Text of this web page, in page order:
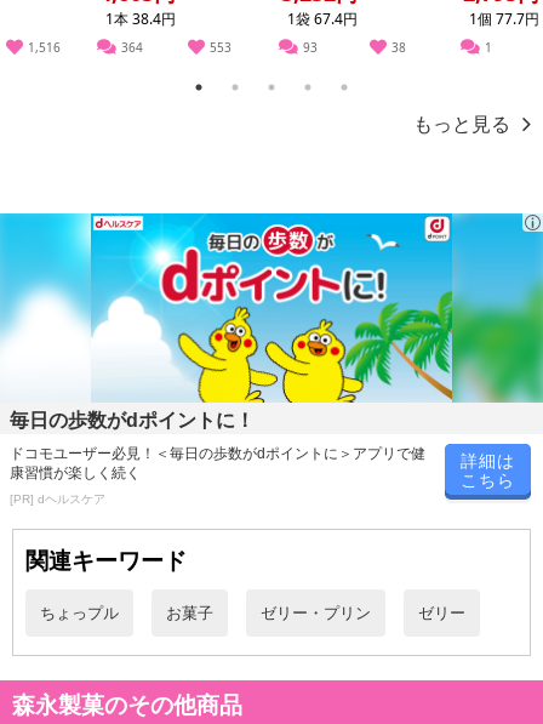
【発送・お届け・商品について】
※会員様のご都合でお受取りいただけない場合、商品の再発送や返
不在票にてご対応ください。
※発送予定日は前後する場合がございます。また商品によって発送
日が異なります。
※dショッピングサンプル百貨店よりお届けする商品は、ご利用いた
だいた後のご感想をいただくことを目的としており、転売等は固く
転売等、目的以外での利用が確認された場合は、サービス利用を停
止させていただきます。
発送日カレンダー
1本 38.4円
1,516 364
1袋 67.4円
553 93
1個 77.7円
38 1
1 2 3 4 5
もっと見る
毎日の歩数がdポイントに！
ドコモユーザー必見！＜毎日の歩数がdポイントに＞アプリで健
康習慣が楽しく続く
[PR] dヘルスケア
詳細は
こちら
関連キーワード
ちょっプル お菓子 ゼリー・プリン ゼリー
森永製菓のその他商品